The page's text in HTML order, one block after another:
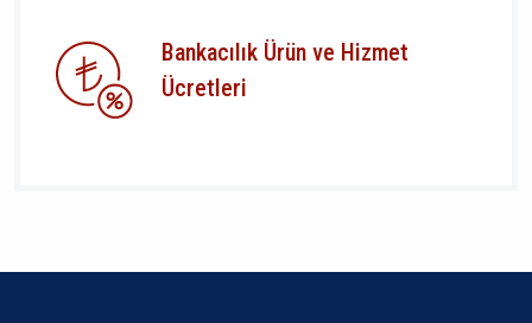
Bankacılık Ürün ve Hizmet
Ücretleri